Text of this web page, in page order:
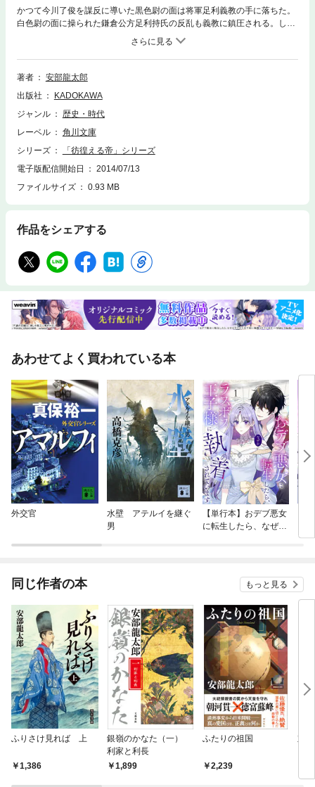
かつて今川了俊を謀反に導いた黒色尉の面は将軍足利義教の手に落ちた。
白色尉の面に操られた鎌倉公方足利持氏の反乱も義教に鎮圧される。しか
し、恐怖政治を強める義教にも苛烈な運命が待ち受けていた。次第に明ら
かにされる能面の秘密、そして後醍醐帝を怨念へと駆り立てた太古の記憶
とは。民衆の決起は何を意味するのか？ 日本史から抹殺された後南朝時
代に大胆な解釈を加え、「天皇とは何か」に挑んだ渾身の大河絵巻！
著者
安部龍太郎
出版社
KADOKAWA
ジャンル
歴史・時代
レーベル
角川文庫
シリーズ
「彷徨える帝」シリーズ
電子版配信開始日
2014/07/13
ファイルサイズ
0.93 MB
作品をシェアする
あわせてよく買われている本
外交官
水壁 アテルイを継ぐ
男
【単行本】おデブ悪女
に転生したら、なぜか
同じ作者の本 もっと見る
ふりさけ見れば 上
1,386
銀嶺のかなた（一）
利家と利長
1,899
ふたりの祖国
2,239
対